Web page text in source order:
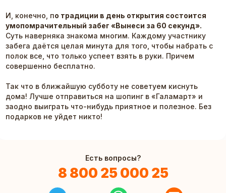
И, конечно, по традиции в день открытия состоится
умопомрачительный забег «Вынеси за 60 секунд».
Суть наверняка знакома многим. Каждому участнику
забега даётся целая минута для того, чтобы набрать с
полок все, что только успеет взять в руки. Причем
совершенно бесплатно.
Так что в ближайшую субботу не советуем киснуть
дома! Лучше отправиться на шопинг в «Галамарт» и
заодно выиграть что-нибудь приятное и полезное. Без
подарков не уйдет никто!
Есть вопросы?
8 800 25 000 25